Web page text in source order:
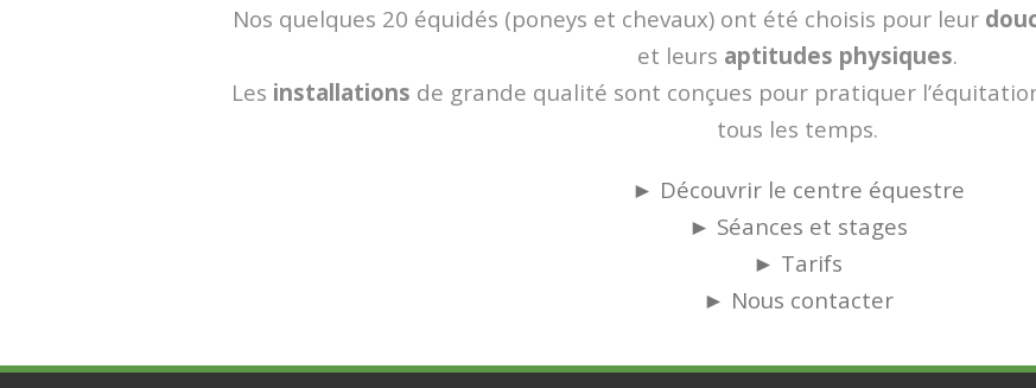
Nos quelques 20 équidés (poneys et chevaux) ont été choisis pour leur
et leurs aptitudes physiques.
Les installations de grande qualité sont conçues pour pratiquer
tous les temps.
► Découvrir le centre équestre
► Séances et stages
► Tarifs
► Nous contacter